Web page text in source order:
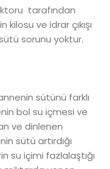
tarafından
ve idrar çıkışı
sorunu yoktur.
sütünü farklı
bol su içmesi ve
ve dinlenen
sütü artırdığı
su içimi fazlalaştığı